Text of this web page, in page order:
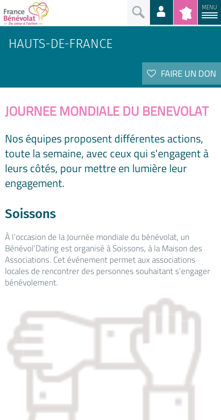
MENU
HAUTS-DE-FRANCE
FAIRE UN DON
JOURNEE MONDIALE DU BENEVOLAT
Nos équipes proposent différentes actions,
toute la semaine, avec ceux qui s'engagent à
leurs côtés, pour mettre en lumière leur
engagement.
Soissons
À l’occasion de la Journée mondiale du bénévolat, un
Bénévol’Dating est organisé à Soissons, à la Maison des
Associations. Cet événement permet aux associations
locales de rencontrer des personnes souhaitant s’engager
bénévolement.